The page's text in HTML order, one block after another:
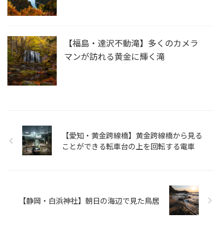
【福島・達沢不動滝】多くのカメラ
マンが訪れる黄金に輝く滝
【愛知・黄金跨線橋】黄金跨線橋から見る
ことができる転車台の上を回転する電車
【静岡・白浜神社】朝日の海辺で見た鳥居